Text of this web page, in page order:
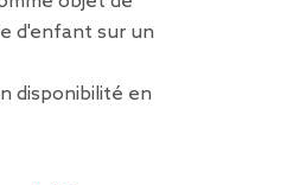
d'enfant sur un
disponibilité en